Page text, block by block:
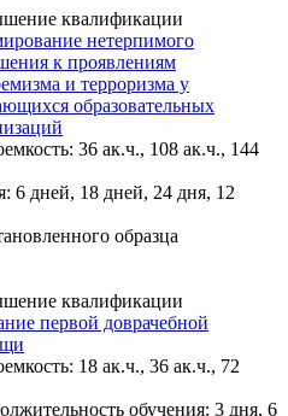
квалификации
нетерпимого
к проявлениям
и терроризма у
образовательных
36 ак.ч., 108 ак.ч., 144
6 дней, 18 дней, 24 дня, 12
образца
квалификации
первой доврачебной
18 ак.ч., 36 ак.ч., 72
обучения: 3 дня, 6